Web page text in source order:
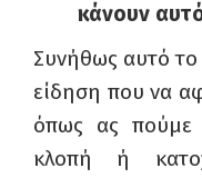
κάνουν
Συνήθως αυτό το
είδηση που να
όπως ας πούμε
κλοπή ή